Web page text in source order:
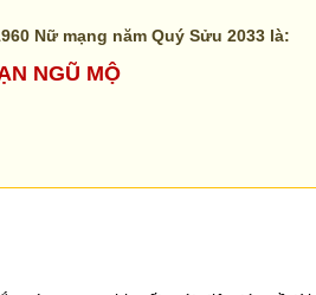
Nữ mạng năm Quý Sửu 2033 là:
NGŨ MỘ